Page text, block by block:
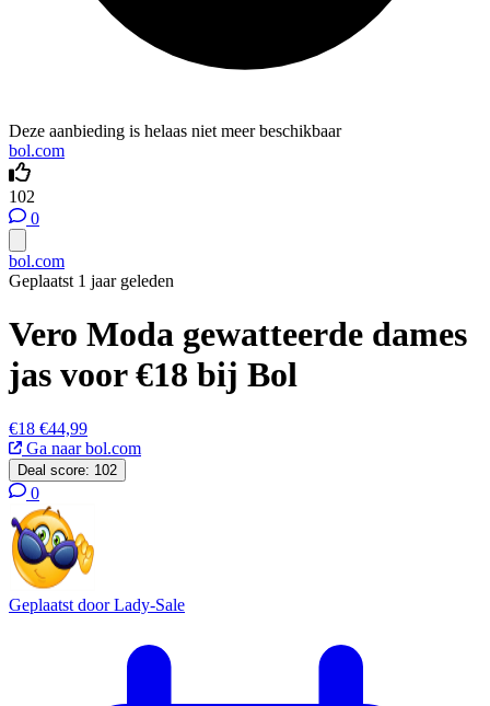
Deze aanbieding is helaas niet meer beschikbaar
bol.com
102
0
bol.com
Geplaatst 1 jaar geleden
Vero Moda gewatteerde dames
jas voor €18 bij Bol
€18 €44,99
Ga naar bol.com
Deal score: 102
0
Geplaatst doorLady-Sale